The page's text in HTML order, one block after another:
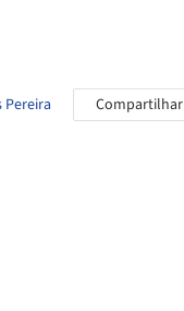
Pereira Compartilhar